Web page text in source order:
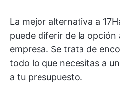
La mejor alternativa a
puede diferir de la opción
empresa. Se trata de
todo lo que necesitas a
a tu presupuesto.